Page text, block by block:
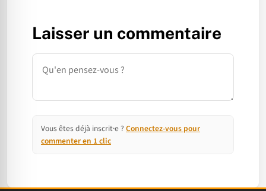
Laisser un commentaire
Commentaire
Vous êtes déjà inscrit·e ? Connectez-vous pour
commenter en 1 clic